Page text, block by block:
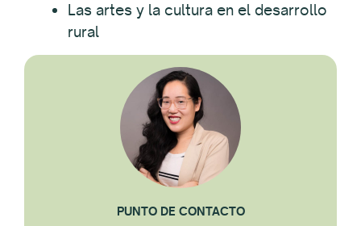
Las artes y la cultura en el desarrollo
rural
PUNTO DE CONTACTO